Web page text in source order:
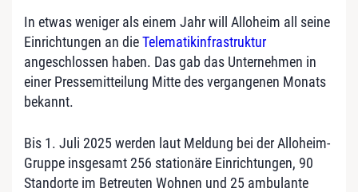
In etwas weniger als einem Jahr will Alloheim all seine
Einrichtungen an dieTelematikinfrastruktur
angeschlossen haben. Das gab das Unternehmen in
einer Pressemitteilung Mitte des vergangenen Monats
bekannt.
Bis 1. Juli 2025 werden laut Meldung bei der Alloheim-
Gruppe insgesamt 256 stationäre Einrichtungen, 90
Standorte im Betreuten Wohnen und 25 ambulante